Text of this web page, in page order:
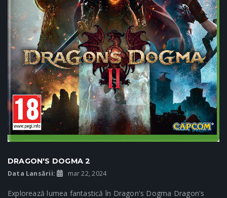
DRAGON'S DOGMA 2
Data Lansării: mar 22, 2024
Explorează lumea fantastică în Dragon's Dogma Dragon's